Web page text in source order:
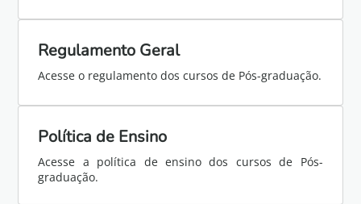
Regulamento Geral
Acesse o regulamento dos cursos de Pós-graduação.
Política de Ensino
Acesse a política de ensino dos cursos de Pós-
graduação.